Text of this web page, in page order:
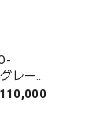
レー